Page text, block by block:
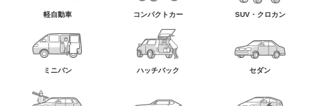
軽自動車 コンパクトカー SUV・クロカン
ミニバン ハッチバック セダン